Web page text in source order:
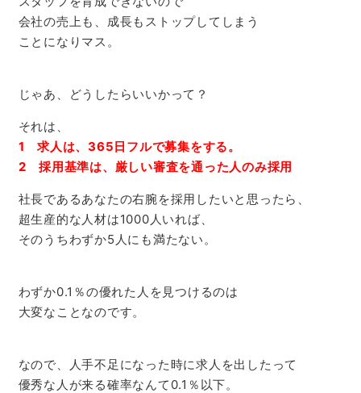
会社の売上も、成長もストップしてしまう
ことになりマス。
じゃあ、どうしたらいいかって？
それは、
1 求人は、365日フルで募集をする。
2 採用基準は、厳しい審査を通った人のみ採用
社長であるあなたの右腕を採用したいと思ったら、
超生産的な人材は1000人いれば、
そのうちわずか5人にも満たない。
わずか0.1％の優れた人を見つけるのは
大変なことなのです。
なので、人手不足になった時に求人を出したって
優秀な人が来る確率なんて0.1％以下。